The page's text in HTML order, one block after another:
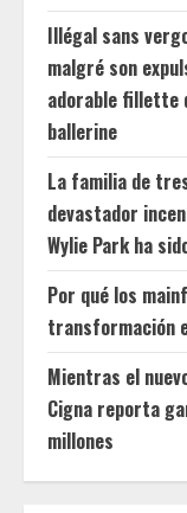
Illégal sans
malgré son
adorable fillette
ballerine
La familia de
devastador
Wylie Park ha
Por qué los
transformación
Mientras el
Cigna reporta
millones